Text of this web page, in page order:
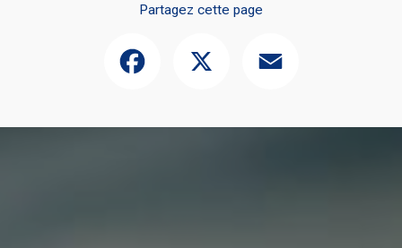
Partagez cette page